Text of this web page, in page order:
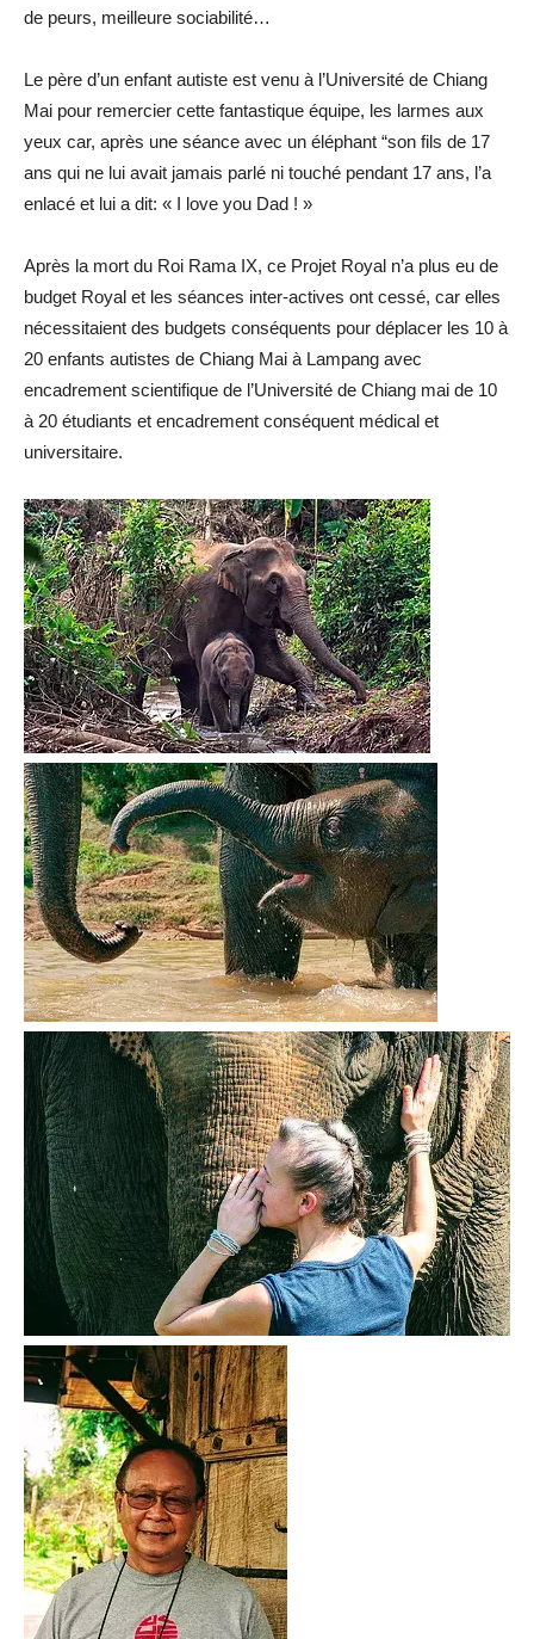
de peurs, meilleure sociabilité…
Le père d’un enfant autiste est venu à l’Université de Chiang
Mai pour remercier cette fantastique équipe, les larmes aux
yeux car, après une séance avec un éléphant “son fils de 17
ans qui ne lui avait jamais parlé ni touché pendant 17 ans, l’a
enlacé et lui a dit: « I love you Dad ! »
Après la mort du Roi Rama IX, ce Projet Royal n’a plus eu de
budget Royal et les séances inter-actives ont cessé, car elles
nécessitaient des budgets conséquents pour déplacer les 10 à
20 enfants autistes de Chiang Mai à Lampang avec
encadrement scientifique de l’Université de Chiang mai de 10
à 20 étudiants et encadrement conséquent médical et
universitaire.